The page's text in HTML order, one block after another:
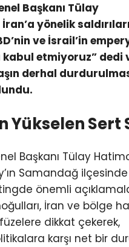
Başkanı Tülay
yönelik saldırıları
ve İsrail’in
kabul etmiyoruz” dedi
derhal
Yükselen Sert
Başkanı Tülay
Samandağ ilçesinde
önemli
İran ve bölge
dikkat çekerek,
karşı net bir